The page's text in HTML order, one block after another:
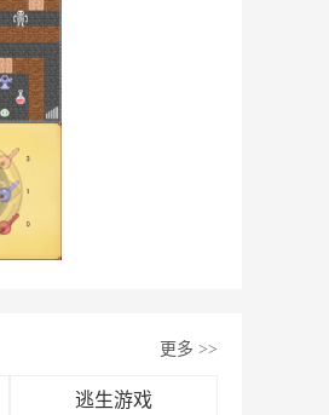
更多 >>
逃生游戏